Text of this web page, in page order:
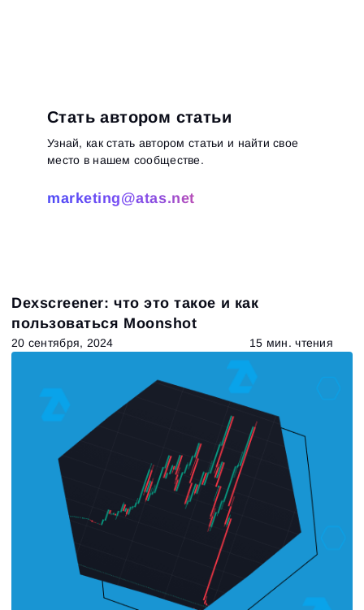
Стать автором статьи
Узнай, как стать автором статьи и найти свое
место в нашем сообществе.
marketing@atas.net
Dexscreener: что это такое и как
пользоваться Moonshot
20 сентября, 2024 15 мин. чтения